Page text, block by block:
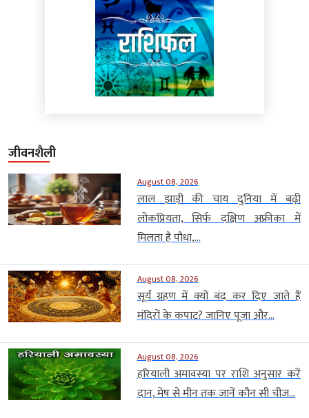
जीवनशैली
August 08, 2026
लाल झाड़ी की चाय दुनिया में बढ़ी
लोकप्रियता, सिर्फ दक्षिण अफ्रीका में
मिलता है पौधा,...
August 08, 2026
सूर्य ग्रहण में क्यों बंद कर दिए जाते हैं
मंदिरों के कपाट? जानिए पूजा और...
August 08, 2026
हरियाली अमावस्या पर राशि अनुसार करें
दान, मेष से मीन तक जानें कौन सी चीज...